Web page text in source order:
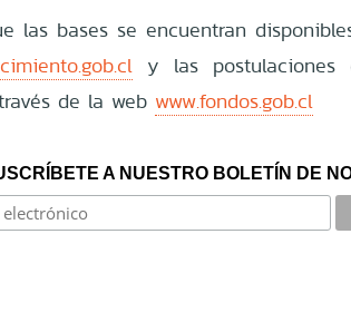
las bases se encuentran
y las postulaciones
de la web www.fondos.gob.cl
A NUESTRO BOLETÍN DE